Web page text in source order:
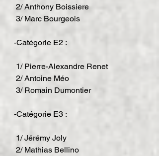
2/ Anthony Boissiere
3/ Marc Bourgeois
-Catégorie E2 :
1/ Pierre-Alexandre Renet
2/ Antoine Méo
3/ Romain Dumontier
-Catégorie E3 :
1/ Jérémy Joly
2/ Mathias Bellino